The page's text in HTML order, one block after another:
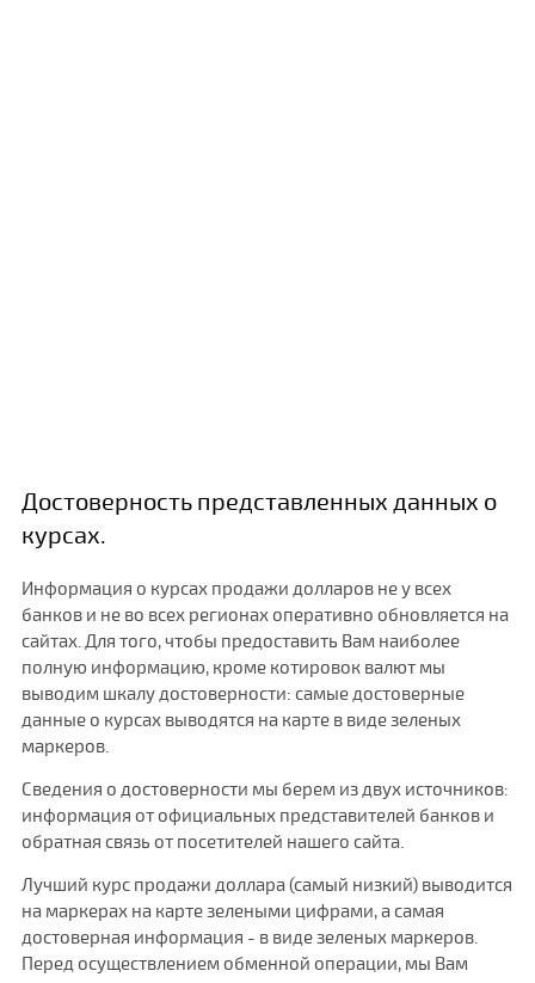
Достоверность представленных данных о
курсах.
Информация о курсах продажи долларов не у всех
банков и не во всех регионах оперативно обновляется на
сайтах. Для того, чтобы предоставить Вам наиболее
полную информацию, кроме котировок валют мы
выводим шкалу достоверности: самые достоверные
данные о курсах выводятся на карте в виде зеленых
маркеров.
Сведения о достоверности мы берем из двух источников:
информация от официальных представителей банков и
обратная связь от посетителей нашего сайта.
Лучший курс продажи доллара (самый низкий) выводится
на маркерах на карте зелеными цифрами, а самая
достоверная информация - в виде зеленых маркеров.
Перед осуществлением обменной операции, мы Вам